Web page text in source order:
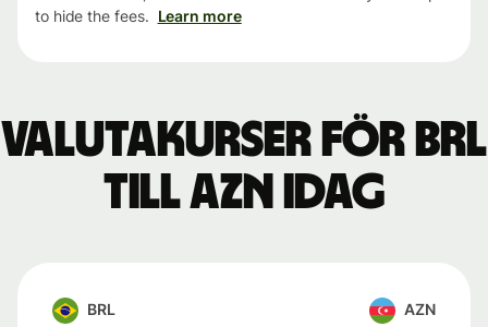
to hide the fees. Learn more
Valutakurser för BRL
till AZN idag
BRL AZN